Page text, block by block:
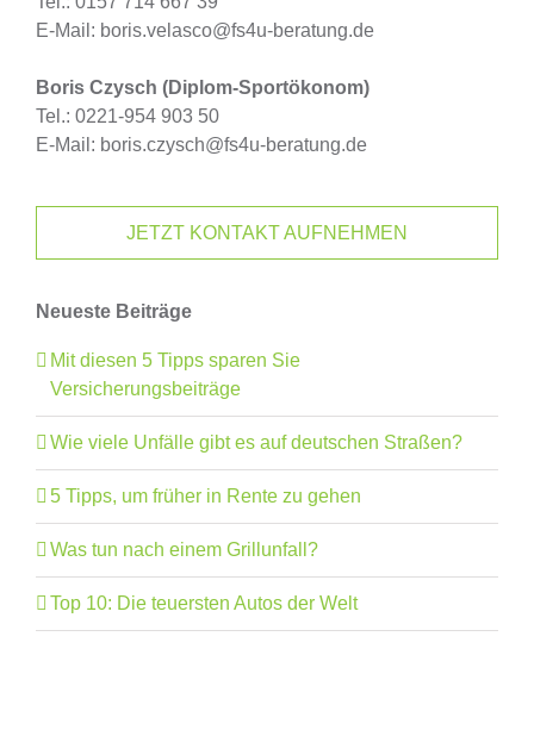
E-Mail: boris.velasco@fs4u-beratung.de
Boris Czysch (Diplom-Sportökonom)
Tel.: 0221-954 903 50
E-Mail: boris.czysch@fs4u-beratung.de
JETZT KONTAKT AUFNEHMEN
Neueste Beiträge
Mit diesen 5 Tipps sparen Sie
Versicherungsbeiträge
Wie viele Unfälle gibt es auf deutschen Straßen?
5 Tipps, um früher in Rente zu gehen
Was tun nach einem Grillunfall?
Top 10: Die teuersten Autos der Welt